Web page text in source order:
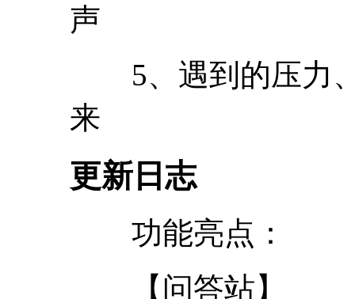
声
5、遇到的压力、
来
更新日志
功能亮点：
【问答站】